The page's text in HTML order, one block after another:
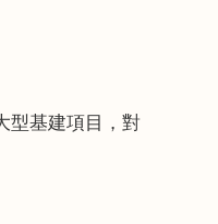
型基建項目，對